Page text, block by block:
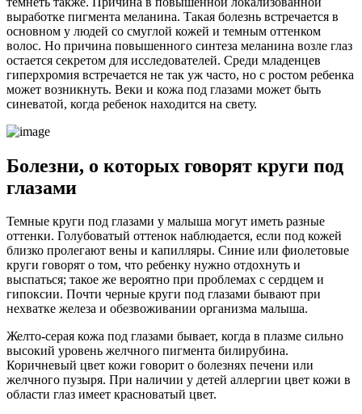
выработке пигмента меланина. Такая болезнь встречается в
основном у людей со смуглой кожей и темным оттенком
волос. Но причина повышенного синтеза меланина возле глаз
остается секретом для исследователей. Среди младенцев
гиперхромия встречается не так уж часто, но с ростом ребенка
может возникнуть. Веки и кожа под глазами может быть
синеватой, когда ребенок находится на свету.
Болезни, о которых говорят круги под
глазами
Темные круги под глазами у малыша могут иметь разные
оттенки. Голубоватый оттенок наблюдается, если под кожей
близко пролегают вены и капилляры. Синие или фиолетовые
круги говорят о том, что ребенку нужно отдохнуть и
выспаться; такое же вероятно при проблемах с сердцем и
гипоксии. Почти черные круги под глазами бывают при
нехватке железа и обезвоживании организма малыша.
Желто-серая кожа под глазами бывает, когда в плазме сильно
высокий уровень желчного пигмента билирубина.
Коричневый цвет кожи говорит о болезнях печени или
желчного пузыря. При наличии у детей аллергии цвет кожи в
области глаз имеет красноватый цвет.